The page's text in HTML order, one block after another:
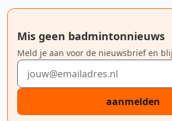
Mis geen badmintonnieuws
Meld je aan voor de nieuwsbrief en
E-mailadres
aanmelden